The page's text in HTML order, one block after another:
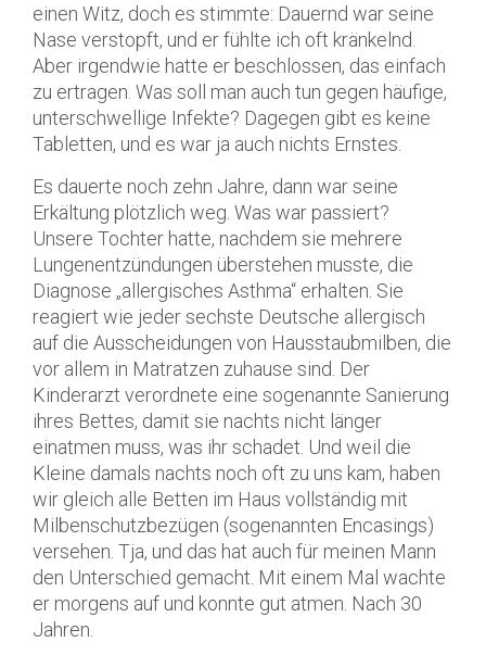
einen Witz, doch es stimmte: Dauernd war seine
Nase verstopft, und er fühlte ich oft kränkelnd.
Aber irgendwie hatte er beschlossen, das einfach
zu ertragen. Was soll man auch tun gegen häufige,
unterschwellige Infekte? Dagegen gibt es keine
Tabletten, und es war ja auch nichts Ernstes.
Es dauerte noch zehn Jahre, dann war seine
Erkältung plötzlich weg. Was war passiert?
Unsere Tochter hatte, nachdem sie mehrere
Lungenentzündungen überstehen musste, die
Diagnose „allergisches Asthma“ erhalten. Sie
reagiert wie jeder sechste Deutsche allergisch
auf die Ausscheidungen von Hausstaubmilben, die
vor allem in Matratzen zuhause sind. Der
Kinderarzt verordnete eine sogenannte Sanierung
ihres Bettes, damit sie nachts nicht länger
einatmen muss, was ihr schadet. Und weil die
Kleine damals nachts noch oft zu uns kam, haben
wir gleich alle Betten im Haus vollständig mit
Milbenschutzbezügen (sogenannten Encasings)
versehen. Tja, und das hat auch für meinen Mann
den Unterschied gemacht. Mit einem Mal wachte
er morgens auf und konnte gut atmen. Nach 30
Jahren.